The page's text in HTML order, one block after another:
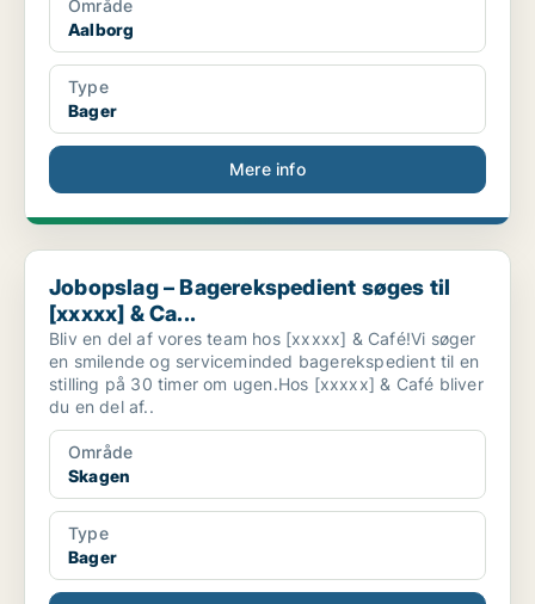
Område
Aalborg
Type
Bager
Mere info
Jobopslag – Bagerekspedient søges til [xxxxx] & Ca...
Jobopslag – Bagerekspedient søges til
[xxxxx] & Ca...
Bliv en del af vores team hos [xxxxx] & Café!Vi søger
en smilende og serviceminded bagerekspedient til en
stilling på 30 timer om ugen.Hos [xxxxx] & Café bliver
du en del af..
Område
Skagen
Type
Bager